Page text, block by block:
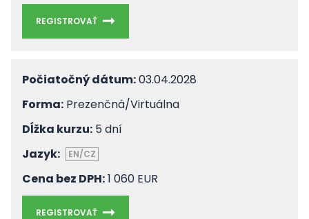
REGISTROVAŤ
Počiatočný dátum:03.04.2028
Forma: Prezenčná/Virtuálna
Dĺžka kurzu: 5 dní
Jazyk:
EN/CZ
Cena bez DPH:1 060 EUR
REGISTROVAŤ